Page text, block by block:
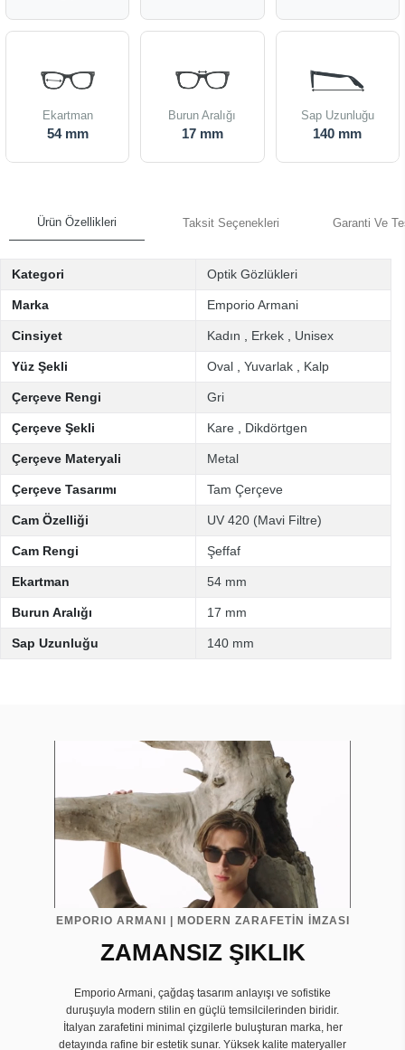
Ekartman
54 mm
Burun Aralığı
17 mm
Sap Uzunluğu
140 mm
Ürün Özellikleri Taksit Seçenekleri Garanti Ve
Kategori Optik Gözlükleri
Marka Emporio Armani
Cinsiyet Kadın Erkek Unisex
Yüz Şekli Oval Yuvarlak Kalp
Çerçeve Rengi Gri
Çerçeve Şekli Kare Dikdörtgen
Çerçeve Materyali Metal
Çerçeve Tasarımı Tam Çerçeve
Cam Özelliği UV 420 (Mavi Filtre)
Cam Rengi Şeffaf
Ekartman 54 mm
Burun Aralığı 17 mm
Sap Uzunluğu 140 mm
EMPORIO ARMANI | MODERN ZARAFETİN İMZASI
ZAMANSIZ ŞIKLIK
Emporio Armani, çağdaş tasarım anlayışı ve sofistike
duruşuyla modern stilin en güçlü temsilcilerinden biridir.
İtalyan zarafetini minimal çizgilerle buluşturan marka, her
detayında rafine bir estetik sunar. Yüksek kalite materyaller